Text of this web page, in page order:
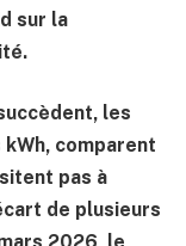
sur la
les
comparent
pas à
de plusieurs